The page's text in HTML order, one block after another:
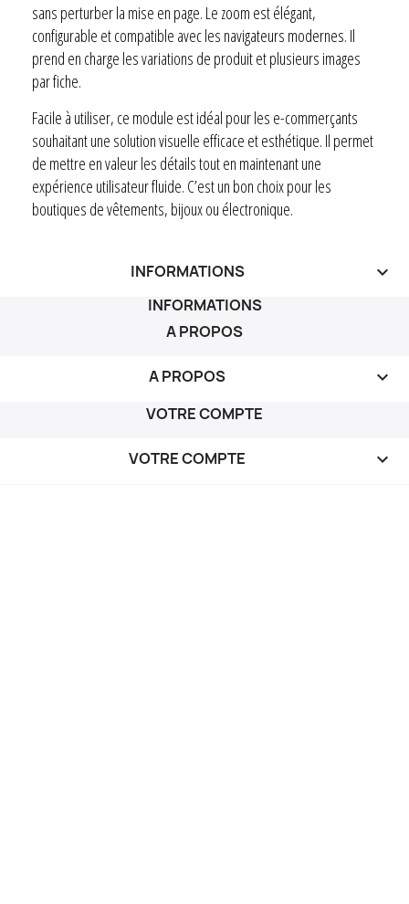
sans perturber la mise en page. Le zoom est élégant,
configurable et compatible avec les navigateurs modernes. Il
prend en charge les variations de produit et plusieurs images
par fiche.
Facile à utiliser, ce module est idéal pour les e-commerçants
souhaitant une solution visuelle efficace et esthétique. Il permet
de mettre en valeur les détails tout en maintenant une
expérience utilisateur fluide. C’est un bon choix pour les
boutiques de vêtements, bijoux ou électronique.
INFORMATIONS keyboard_arrow_down
INFORMATIONS
A PROPOS
A PROPOS 
VOTRE COMPTE
VOTRE COMPTE 